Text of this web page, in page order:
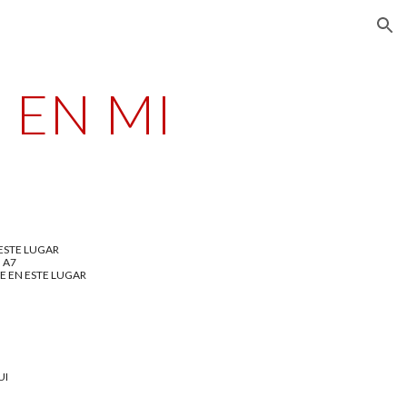
MI
LUGAR
A7
EN ESTE LUGAR